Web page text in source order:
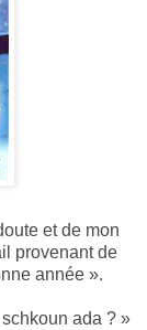
et de mon
provenant de
année ».
ada ? »